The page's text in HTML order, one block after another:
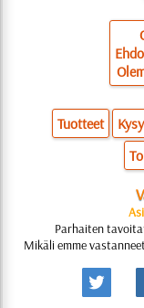
Tuotteet
Parhaiten
Mikäli emme